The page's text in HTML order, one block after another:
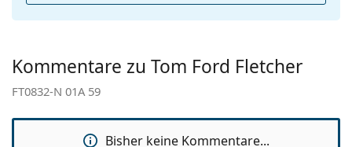
Marke:
Tom Ford
Verwendung:
Code:
FT0832-N 01A 59
Kommentare zu Tom Ford Fletcher
FT0832-N 01A 59
Bisher keine Kommentare...